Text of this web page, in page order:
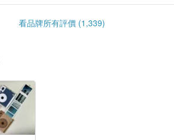
看品牌所有評價 (1,339)